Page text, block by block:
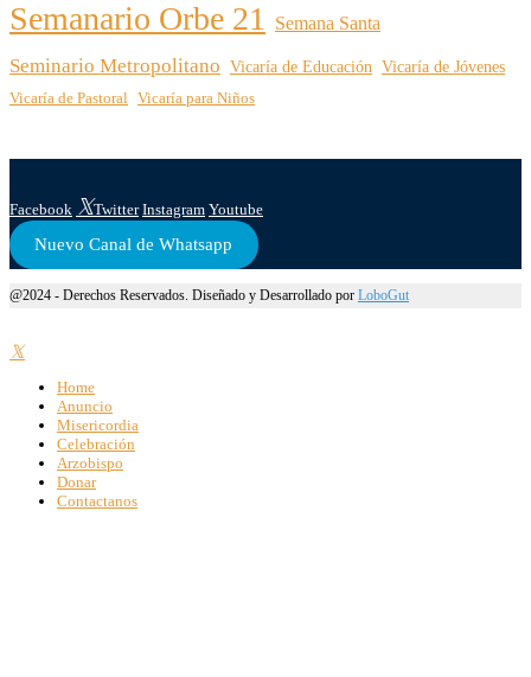
Semanario Orbe 21 Semana Santa
Seminario Metropolitano Vicaría de Educación Vicaría de Jóvenes
Vicaría de Pastoral Vicaría para Niños
Facebook Twitter Instagram Youtube
Nuevo Canal de Whatsapp
@2024 - Derechos Reservados. Diseñado y Desarrollado por LoboGut
Home
Anuncio
Misericordia
Celebración
Arzobispo
Donar
Contactanos